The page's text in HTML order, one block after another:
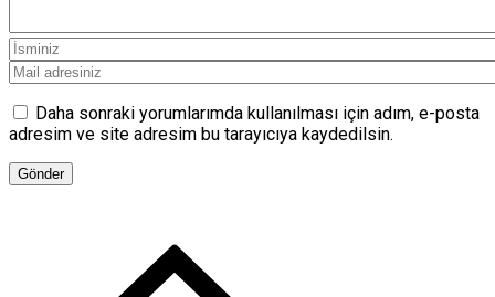
Daha sonraki yorumlarımda kullanılması için adım, e-posta
adresim ve site adresim bu tarayıcıya kaydedilsin.